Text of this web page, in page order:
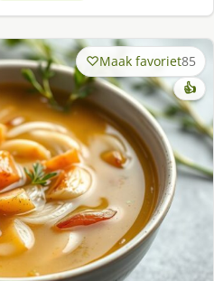
Maak favoriet85
👍